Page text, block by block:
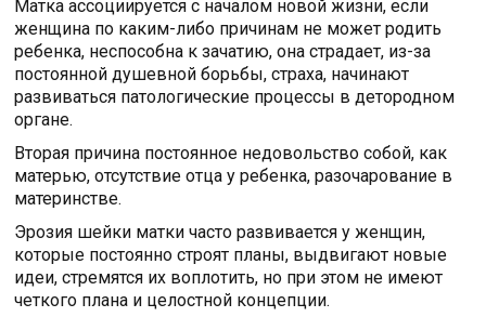
Матка ассоциируется с началом новой жизни, если
женщина по каким-либо причинам не может родить
ребенка, неспособна к зачатию, она страдает, из-за
постоянной душевной борьбы, страха, начинают
развиваться патологические процессы в детородном
органе.
Вторая причина постоянное недовольство собой, как
матерью, отсутствие отца у ребенка, разочарование в
материнстве.
Эрозия шейки матки часто развивается у женщин,
которые постоянно строят планы, выдвигают новые
идеи, стремятся их воплотить, но при этом не имеют
четкого плана и целостной концепции.